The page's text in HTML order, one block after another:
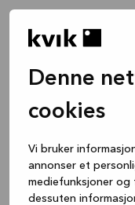
Denne
cookies
Vi bruker
annonser et
mediefunksjoner og
dessuten